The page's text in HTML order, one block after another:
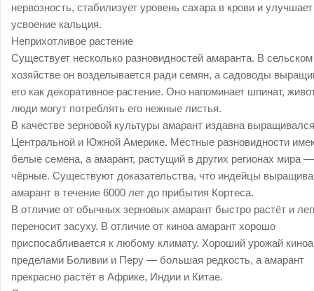
нервозность, стабилизует уровень сахара в крови и улучшает
усвоение кальция.
Неприхотливое растение
Существует несколько разновидностей амаранта. В сельском
хозяйстве он возделывается ради семян, а садоводы
его как декоративное растение. Оно напоминает шпинат,
люди могут потреблять его нежные листья.
В качестве зерновой культуры амарант издавна
Центральной и Южной Америке. Местные разновидности
белые семена, а амарант, растущий в других регионах мира ―
чёрные. Существуют доказательства, что индейцы
амарант в течение 6000 лет до прибытия Кортеса.
В отличие от обычных зерновых амарант быстро растёт и
переносит засуху. В отличие от киноа амарант хорошо
приспосабливается к любому климату. Хороший урожай
пределами Боливии и Перу ― большая редкость, а амарант
прекрасно растёт в Африке, Индии и Китае.